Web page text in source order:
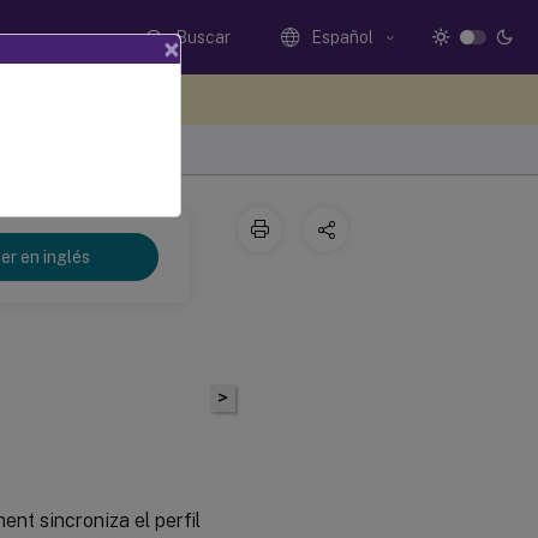
Buscar Español
en inglés
sincroniza el perfil
>
×